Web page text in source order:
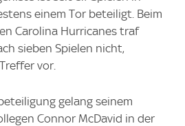
einem Tor beteiligt. Beim
Carolina Hurricanes traf
sieben Spielen nicht,
vor.
gelang seinem
Connor McDavid in der